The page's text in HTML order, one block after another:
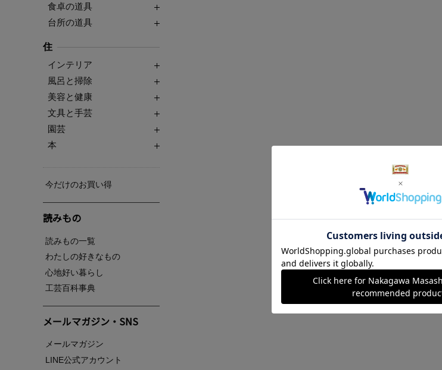
食卓の道具
台所の道具
住
インテリア
風呂と掃除
美容と健康
文具と手芸
園芸
本
今だけのお買い得
読みもの
読みもの一覧
わたしの好きなもの
心地好い暮らし
工芸百科事典
メールマガジン・SNS
メールマガジン
LINE公式アカウント